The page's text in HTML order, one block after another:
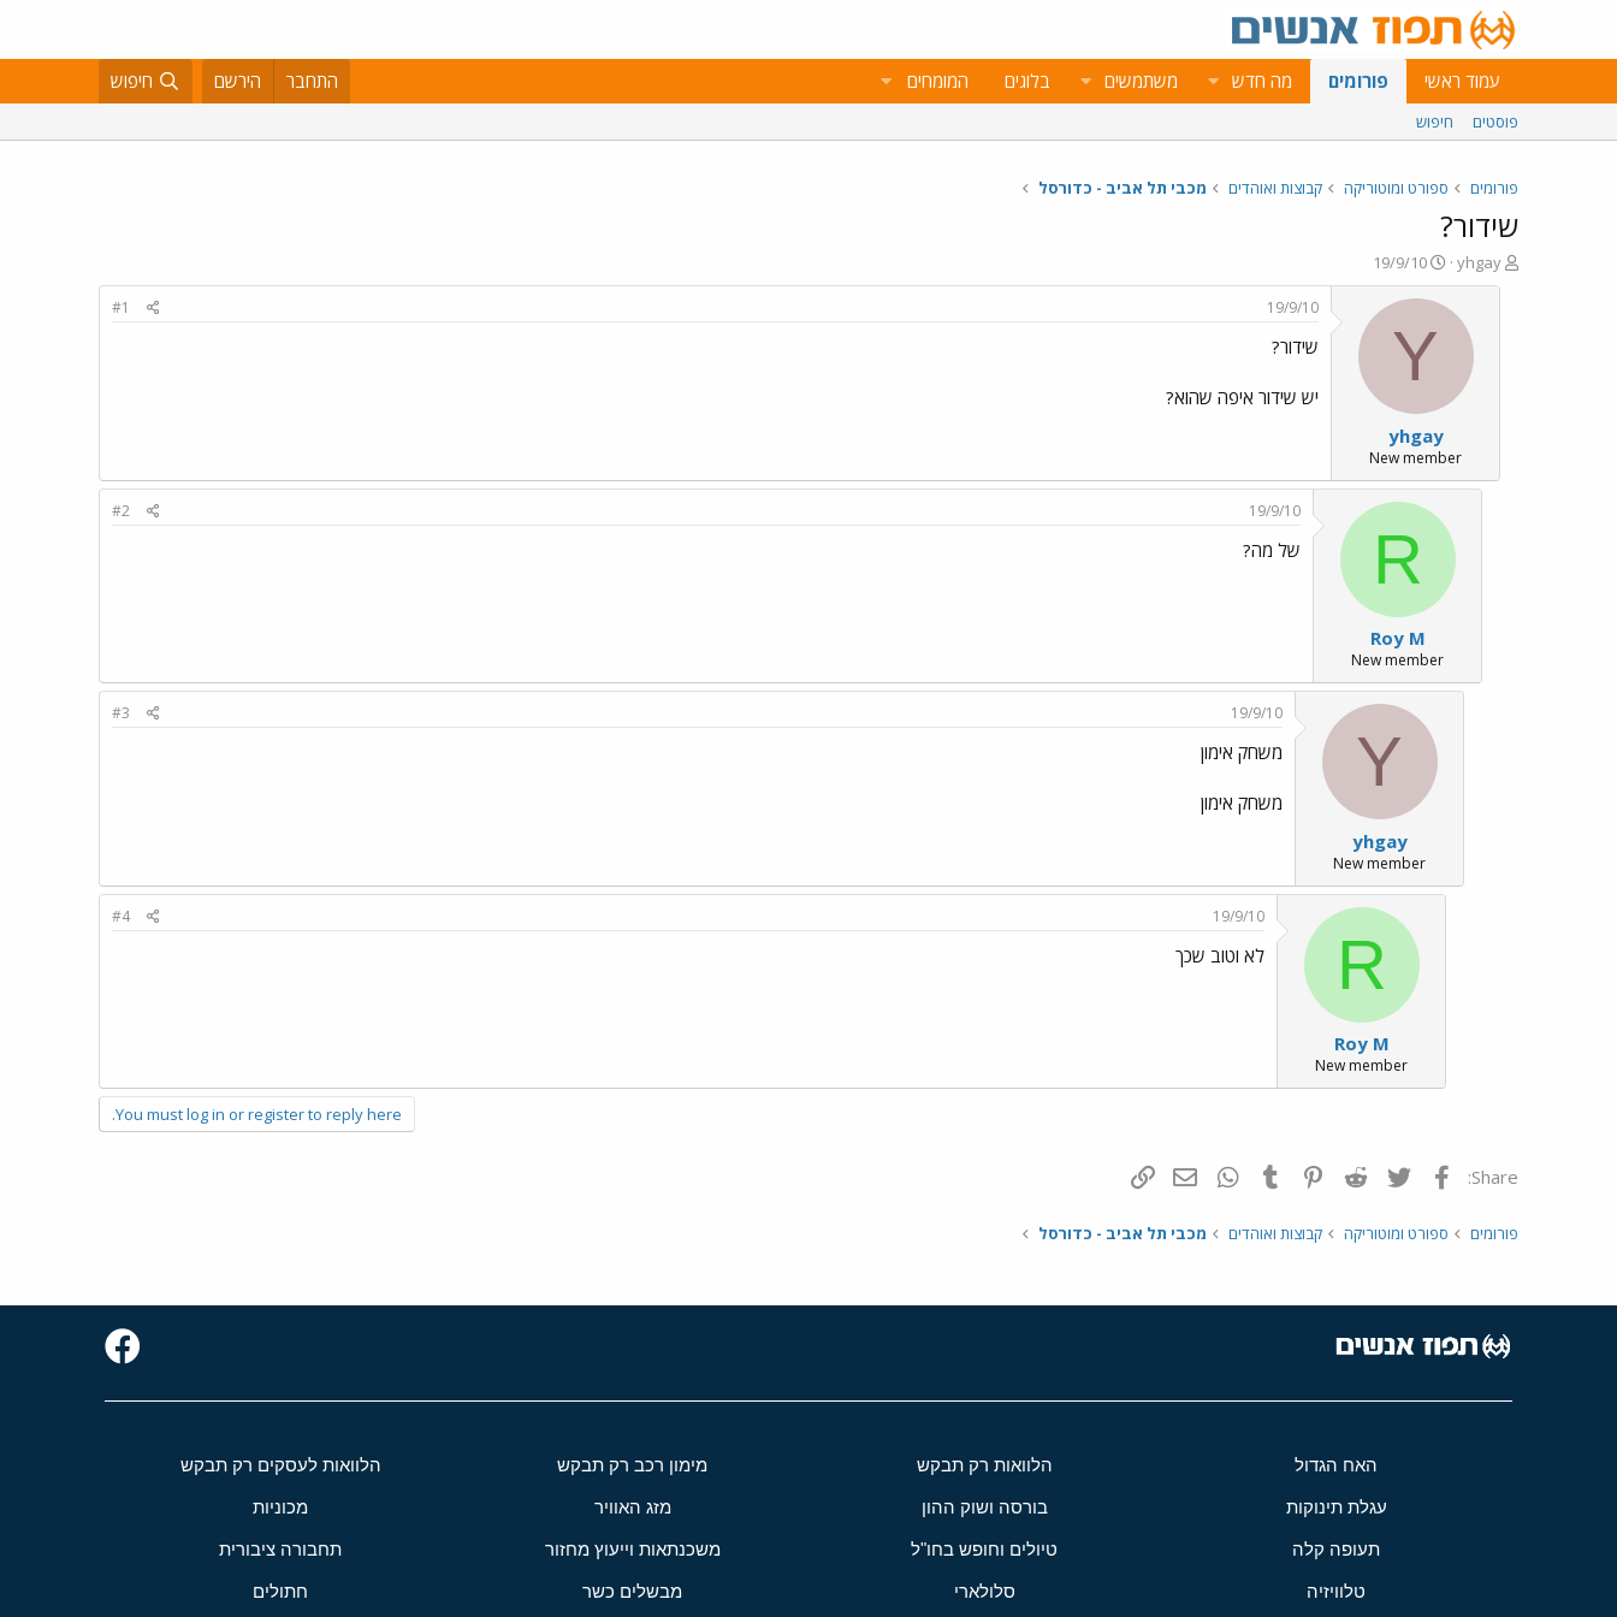
עמוד ראשי פורומים מה חדש משתמשים בלוגים המומחים התחבר הירשם חיפוש
פוסטים חיפוש
פורומים ספורט ומוטוריקה קבוצות ואוהדים מכבי תל אביב - כדורסל
שידור?
פ
ו
yhgay
פ
ו
ר
ם
א
ר
י
ך
19/9/10
Y
yhgay
New member
19/9/10
#1
שידור?
יש שידור איפה שהוא?
R
Roy M
New member
19/9/10
#2
של מה?
Y
yhgay
New member
19/9/10
#3
משחק אימון
משחק אימון
R
Roy M
New member
19/9/10
#4
לא וטוב שכך
You must log in or register to reply here.
Share: פייסבוק Twitter
Reddit
Pinterest
Tumblr
WhatsAppדואר אלקטרוני
פורומים ספורט ומוטוריקה קבוצות ואוהדים מכבי תל אביב - כדורסל
האח הגדול הלוואות רק תבקש מימון רכב רק תבקש הלוואות לעסקים רק תבקש
עגלת תינוקות בורסה ושוק ההון מזג האוויר מכוניות
תעופה קלה טיולים וחופש בחו"ל משכנתאות וייעוץ מחזור תחבורה ציבורית
טלוויזיה סלולארי מבשלים כשר חתולים